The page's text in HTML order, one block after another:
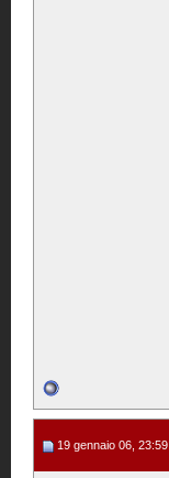
19 gennaio 06, 23:59